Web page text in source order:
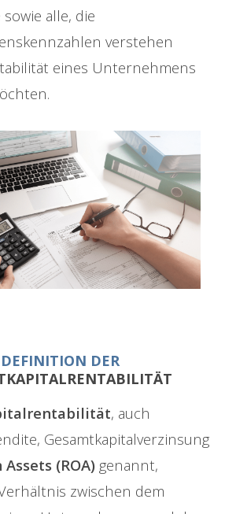
alle, die
verstehen
eines Unternehmens
DEFINITION DER
, auch
Gesamtkapitalverzinsung
(ROA) genannt,
zwischen dem